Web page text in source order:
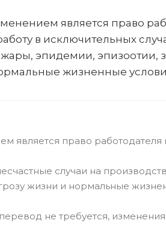
является право
в исключительных
эпидемии, эпизоотии,
жизненные
является право
случаи на
жизни и нормальные
не требуется,